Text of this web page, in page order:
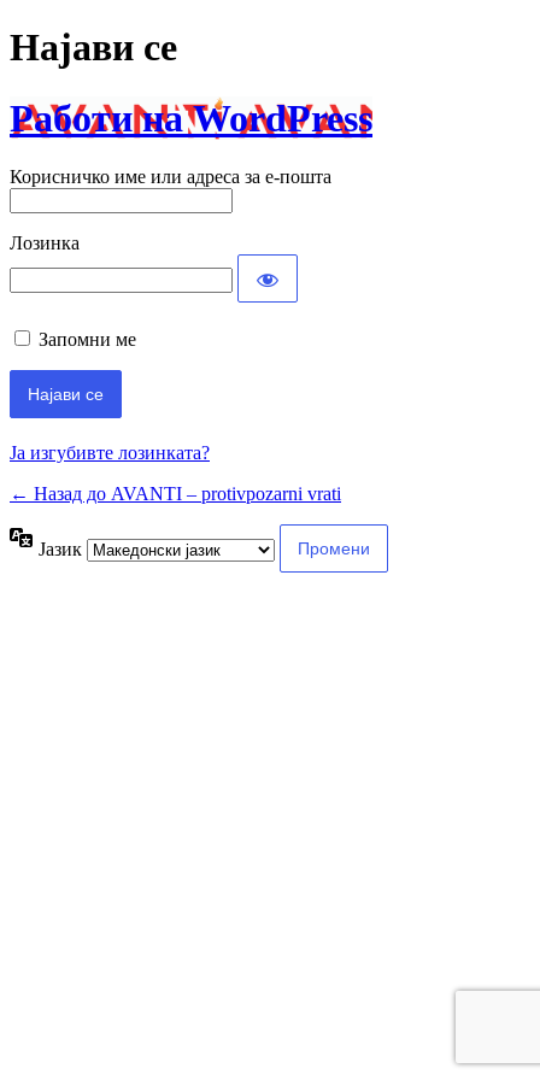
Најави се
Работи на WordPress
Корисничко име или адреса за е-пошта
Лозинка
Запомни ме
Ја изгубивте лозинката?
← Назад до AVANTI – protivpozarni vrati
Јазик